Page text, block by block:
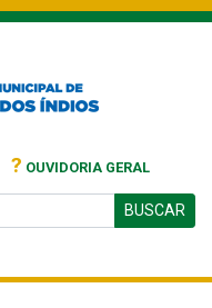
? OUVIDORIA GERAL
BUSCAR